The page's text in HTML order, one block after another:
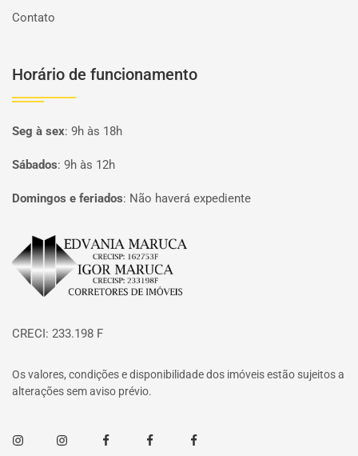
Contato
Horário de funcionamento
Seg à sex: 9h às 18h
Sábados: 9h às 12h
Domingos e feriados: Não haverá expediente
Página inicial
CRECI: 233.198 F
Os valores, condições e disponibilidade dos imóveis estão sujeitos a
alterações sem aviso prévio.
InstagramInstagramFacebookFacebookFacebook